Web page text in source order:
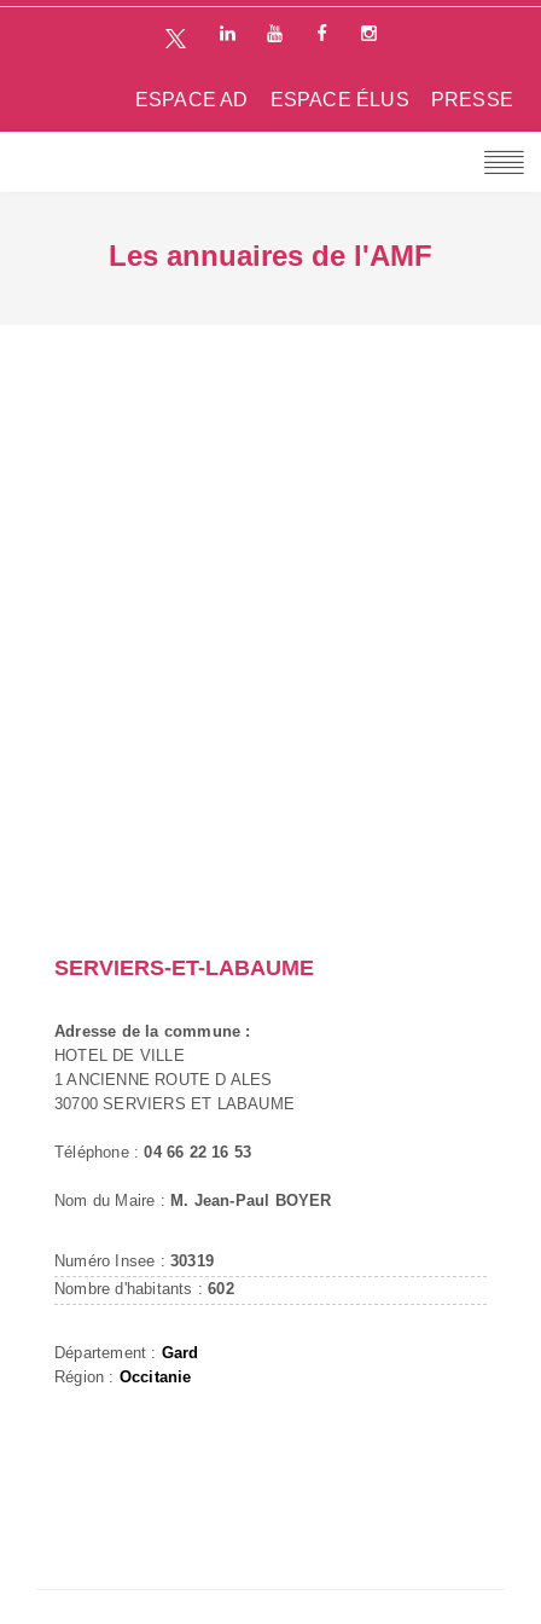
PRESSE
ESPACE ÉLUS
ESPACE AD
Les annuaires de l'AMF
SERVIERS-ET-LABAUME
Adresse de la commune :
HOTEL DE VILLE
1 ANCIENNE ROUTE D ALES
30700 SERVIERS ET LABAUME
Téléphone :04 66 22 16 53
Nom du Maire : M. Jean-Paul BOYER
Numéro Insee : 30319
Nombre d'habitants :602
Département : Gard
Région : Occitanie